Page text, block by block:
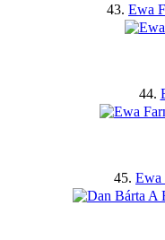
43. Ewa
44.
45. Ewa